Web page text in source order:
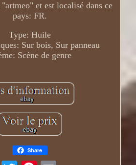
et est localisé dans ce
pays: FR.
Type: Huile
Sur bois, Sur panneau
Scène de genre
Share